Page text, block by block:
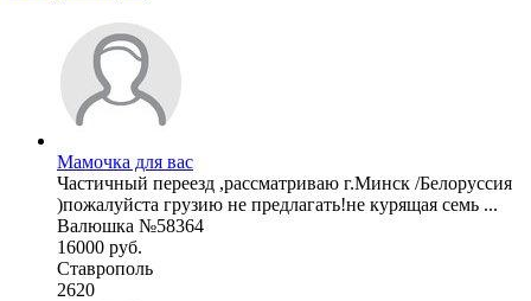
Мамочка для вас
Частичный переезд ,рассматриваю г.Минск /Белоруссия
)пожалуйста грузию не предлагать!не курящая семь ...
Валюшка №58364
16000 руб.
Ставрополь
2620